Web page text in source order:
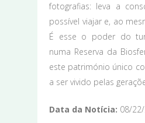
fotografias: leva a
possível viajar e, ao
É esse o poder do
numa Reserva da
este património único
a ser vivido pelas
Data da Notícia: 08/